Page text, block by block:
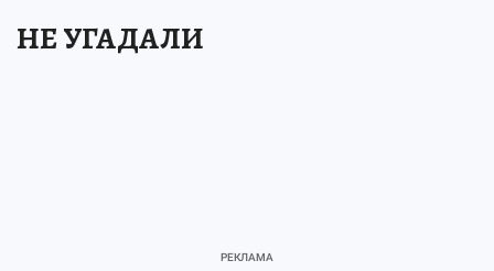
НЕ УГАДАЛИ